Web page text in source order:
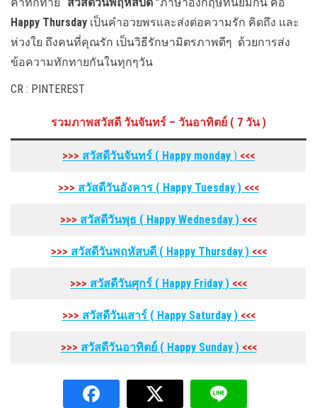
Happy Thursday เป็นคำอวยพรและส่งต่อความรัก คิดถึง และ
ห่วงใย ถึงคนที่คุณรัก เป็นวิธีรักษามิตรภาพดีๆ ด้วยการส่ง
ข้อความทักทายกันในทุกๆวัน
CR : PINTEREST
รวมภาพสวัสดี วันจันทร์ – วันอาทิตย์ ( 7 วัน )
>>> สวัสดีวันจันทร์ ( Happy monday ) <<<
>>> สวัสดีวันอังคาร ( Happy Tuesday ) <<<
>>> สวัสดีวันพุธ ( Happy Wednesday ) <<<
>>> สวัสดีวันพฤหัสบดี ( Happy Thursday) <<<
>>> สวัสดีวันศุกร์ ( Happy Friday ) <<<
>>> สวัสดีวันเสาร์ ( Happy Saturday) <<<
>>> สวัสดีวันอาทิตย์ ( Happy Sunday) <<<